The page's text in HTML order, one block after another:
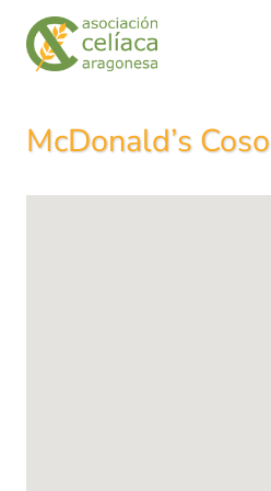
Saltar
contenido
McDonald’s Coso